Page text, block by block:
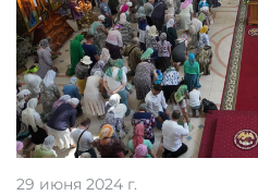
29 июня 2024 г.